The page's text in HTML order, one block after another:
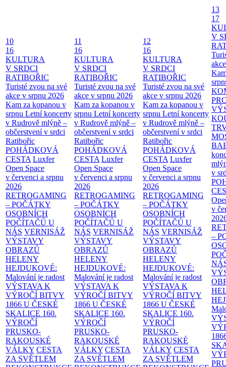
10
16
KULTURA
V SRDCI
RATIBOŘIC
Turisté zvou na své
akce v srpnu 2026
Kam za kopanou v
srpnu Letní koncerty
v Rudrově mlýně –
občerstvení v srdci
Ratibořic
POHÁDKOVÁ
CESTA Luxfer
Open Space
v červenci a srpnu
2026
RETROGAMING
– POČÁTKY
OSOBNÍCH
POČÍTAČŮ U
NÁS VERNISÁŽ
VÝSTAVY
OBRAZŮ
HELENY
HEJDUKOVÉ:
Malování je radost
VÝSTAVA K
VÝROČÍ BITVY
1866 U ČESKÉ
SKALICE 160.
VÝROČÍ
PRUSKO-
RAKOUSKÉ
VÁLKY CESTA
ZA SVĚTLEM
11
16
KULTURA
V SRDCI
RATIBOŘIC
Turisté zvou na své
akce v srpnu 2026
Kam za kopanou v
srpnu Letní koncerty
v Rudrově mlýně –
občerstvení v srdci
Ratibořic
POHÁDKOVÁ
CESTA Luxfer
Open Space
v červenci a srpnu
2026
RETROGAMING
– POČÁTKY
OSOBNÍCH
POČÍTAČŮ U
NÁS VERNISÁŽ
VÝSTAVY
OBRAZŮ
HELENY
HEJDUKOVÉ:
Malování je radost
VÝSTAVA K
VÝROČÍ BITVY
1866 U ČESKÉ
SKALICE 160.
VÝROČÍ
PRUSKO-
RAKOUSKÉ
VÁLKY CESTA
ZA SVĚTLEM
12
16
KULTURA
V SRDCI
RATIBOŘIC
Turisté zvou na své
akce v srpnu 2026
Kam za kopanou v
srpnu Letní koncerty
v Rudrově mlýně –
občerstvení v srdci
Ratibořic
POHÁDKOVÁ
CESTA Luxfer
Open Space
v červenci a srpnu
2026
RETROGAMING
– POČÁTKY
OSOBNÍCH
POČÍTAČŮ U
NÁS VERNISÁŽ
VÝSTAVY
OBRAZŮ
HELENY
HEJDUKOVÉ:
Malování je radost
VÝSTAVA K
VÝROČÍ BITVY
1866 U ČESKÉ
SKALICE 160.
VÝROČÍ
PRUSKO-
RAKOUSKÉ
VÁLKY CESTA
ZA SVĚTLEM
13
17
V
v
v
–